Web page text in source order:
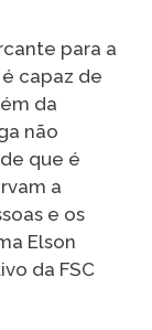
para a
capaz de
da
não
que é
a
e os
Elson
da FSC